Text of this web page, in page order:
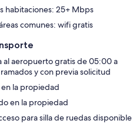
habitaciones: 25+ Mbps
comunes: wifi gratis
al aeropuerto gratis de 05:00 a
y con previa solicitud
la propiedad
en la propiedad
para silla de ruedas disponible